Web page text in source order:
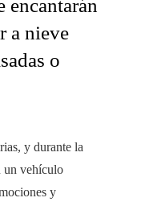
encantarán
a nieve
o
y durante la
un vehículo
y